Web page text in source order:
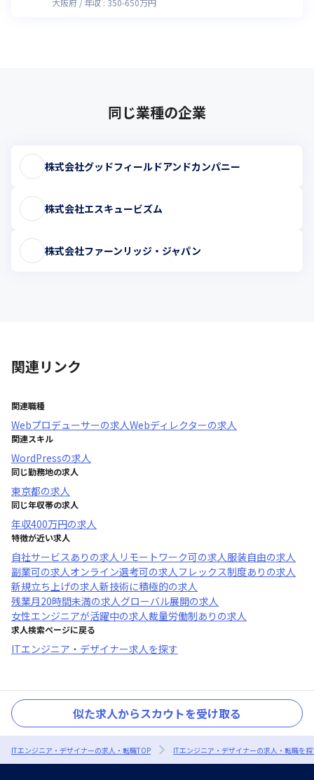
大阪府
年収 : 350-650万円
同じ業種の企業
株式会社グッドフィールドアンドカンパニー
株式会社エスキュービズム
株式会社ファーンリッジ・ジャパン
関連リンク
関連職種
Webプロデューサーの求人Webディレクターの求人
関連スキル
WordPressの求人
同じ勤務地の求人
東京都の求人
同じ年収帯の求人
年収400万円の求人
特徴が近い求人
自社サービスあり の求人 リモートワーク可の求人服装自由の求人
副業可の求人オンライン選考可の求人フレックス制度あり の求人
新規立ち上げの求人新技術に積極的の求人
残業月20時間未満の求人グローバル展開の求人
女性エンジニアが活躍中の求人裁量労働制あり の求人
求人検索ページに戻る
ITエンジニア・デザイナー求人を探す
似た求人からスカウトを受け取る
ITエンジニア・デザイナーの求人・転職TOP ITエンジニア・デザイナーの求人・転職を